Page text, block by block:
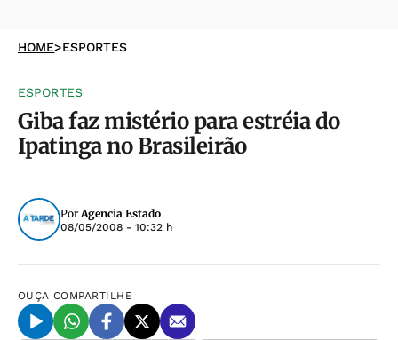
HOME>ESPORTES
ESPORTES
Giba faz mistério para estréia do
Ipatinga no Brasileirão
PorAgencia Estado
08/05/2008 - 10:32 h
OUÇA COMPARTILHE